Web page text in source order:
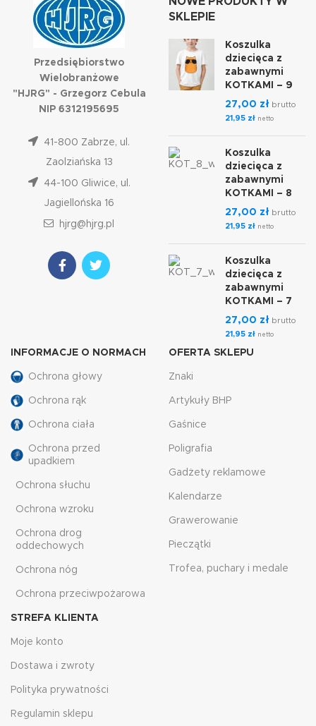
Przedsiębiorstwo
Wielobranżowe
"HJRG" - Grzegorz Cebula
NIP 6312195695
41-800 Zabrze, ul.
Zaolziańska 13
44-100 Gliwice, ul.
Jagiellońska 16
hjrg@hjrg.pl
SKLEPIE
Koszulka
dziecięca z
zabawnymi
KOTKAMI – 9
27,00 zł brutto
21,95 zł netto
Koszulka
dziecięca z
zabawnymi
KOTKAMI – 8
27,00 zł brutto
21,95 zł netto
Koszulka
dziecięca z
zabawnymi
KOTKAMI – 7
27,00 zł brutto
21,95 zł netto
INFORMACJE O NORMACH
Ochrona głowy
Ochrona rąk
Ochrona ciała
Ochrona przed
upadkiem
Ochrona słuchu
Ochrona wzroku
Ochrona drog
oddechowych
Ochrona nóg
Ochrona przeciwpożarowa
OFERTA SKLEPU
Znaki
Artykuły BHP
Gaśnice
Poligrafia
Gadżety reklamowe
Kalendarze
Grawerowanie
Pieczątki
Trofea, puchary i medale
STREFA KLIENTA
Moje konto
Dostawa i zwroty
Polityka prywatności
Regulamin sklepu